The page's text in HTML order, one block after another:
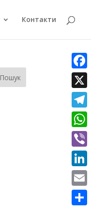
Контакти
Пошук
X
Viber
Email